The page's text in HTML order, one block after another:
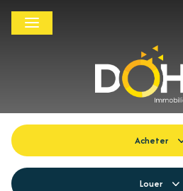
Acheter
Louer